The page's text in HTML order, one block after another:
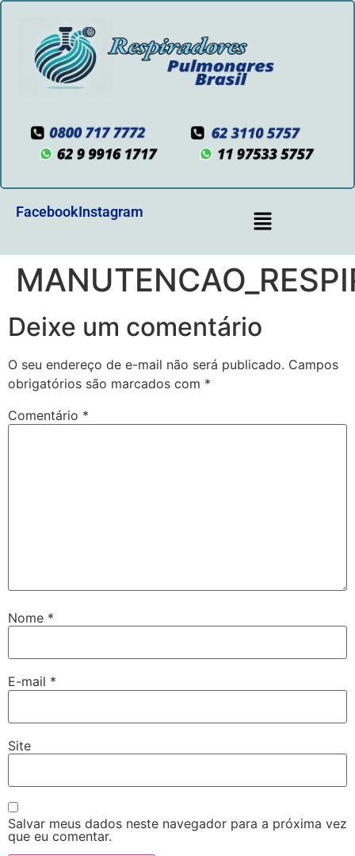
FacebookInstagram
Deixe um comentário
O seu endereço de e-mail não será publicado. Campos
obrigatórios são marcados com *
Comentário *
Nome *
E-mail *
Site
Salvar meus dados neste navegador para a próxima vez
que eu comentar.